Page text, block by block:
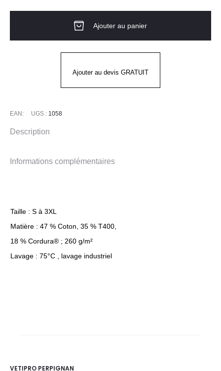
1
Ajouter au panier
Ajouter au devis GRATUIT
EAN: UGS : 1058
Description
Informations complémentaires
Taille : S à 3XL
Matière : 47 % Coton, 35 % T400,
18 % Cordura® ; 260 g/m²
Lavage : 75°C , lavage industriel
VETIPRO PERPIGNAN